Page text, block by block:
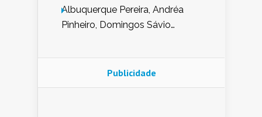
Albuquerque Pereira, Andréa
Pinheiro, Domingos Sávio
Nunes de Sena, Fátima Peixoto,
Glória Pereira, Kátia Mesel,
Publicidade